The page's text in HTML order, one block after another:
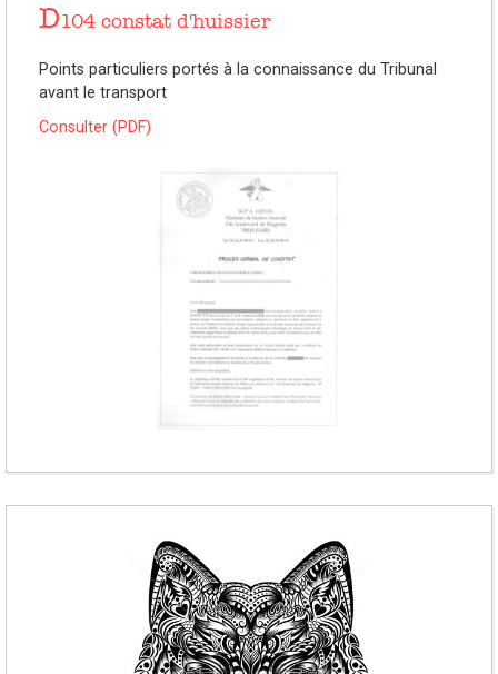
D104 constat d'huissier
Points particuliers portés à la connaissance du Tribunal
avant le transport
Consulter (PDF)